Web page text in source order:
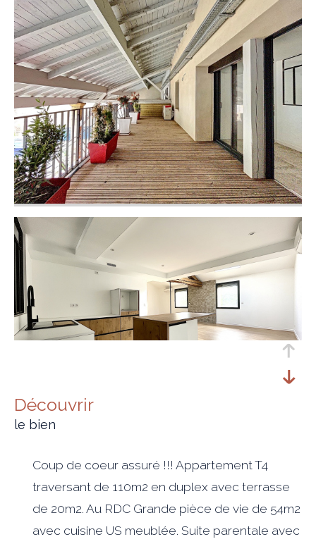
découvrir
le bien
Coup de coeur assuré !!! Appartement T4
traversant de 110m2 en duplex avec terrasse
de 20m2. Au RDC Grande pièce de vie de 54m2
avec cuisine US meublée. Suite parentale avec